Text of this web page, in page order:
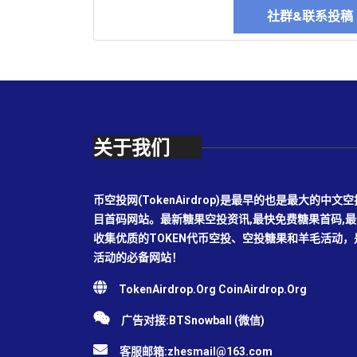
社群&联系投
关于我们
币空投网(TokenAirdrop)是最早的也是最大的中文
目首码网站。最新糖果空投资讯,最快免费糖果首码,
收集优质的TOKEN代币空投、空投糖果和羊毛活动
活动的必备网站！
TokenAirdrop.Org CoinAirdrop.Org
广告对接:BTSnowball (微信)
客服邮箱:zhesmail@163.com